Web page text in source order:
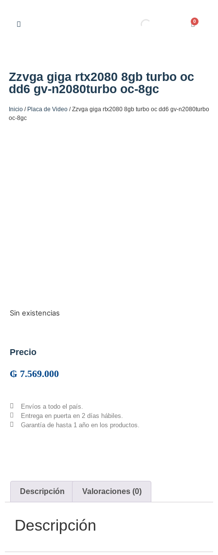
0
Zzvga giga rtx2080 8gb turbo oc
dd6 gv-n2080turbo oc-8gc
Inicio / Placa de Video / Zzvga giga rtx2080 8gb turbo oc dd6 gv-n2080turbo
oc-8gc
Sin existencias
Precio
₲ 7.569.000
Envíos a todo el país.
Entrega en puerta en 2 días hábiles.
Garantía de hasta 1 año en los productos.
Descripción Valoraciones (0)
Descripción